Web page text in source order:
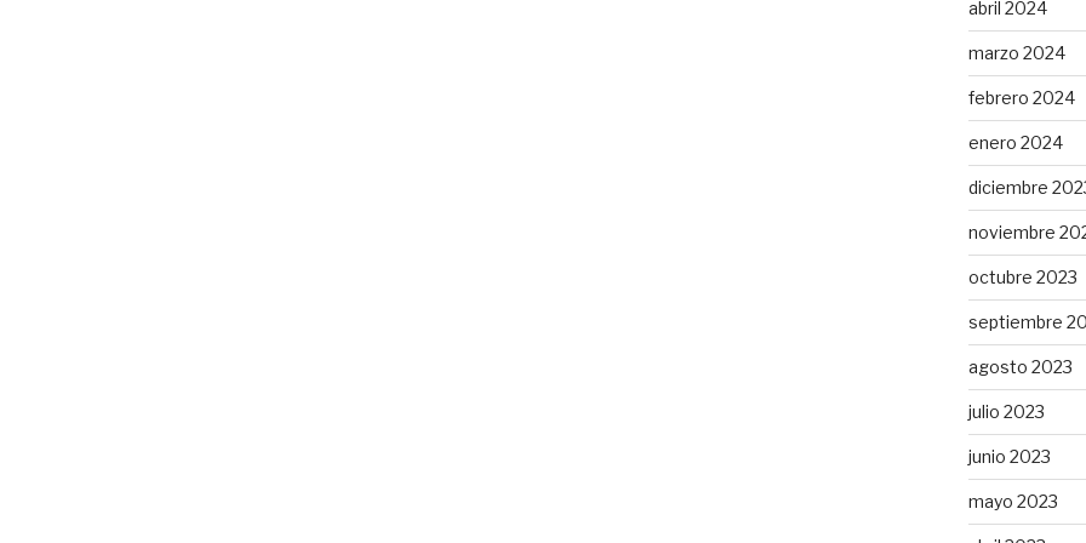
abril 2024
marzo 2024
febrero 2024
enero 2024
diciembre
noviembre
octubre 2023
septiembre
agosto 2023
julio 2023
junio 2023
mayo 2023